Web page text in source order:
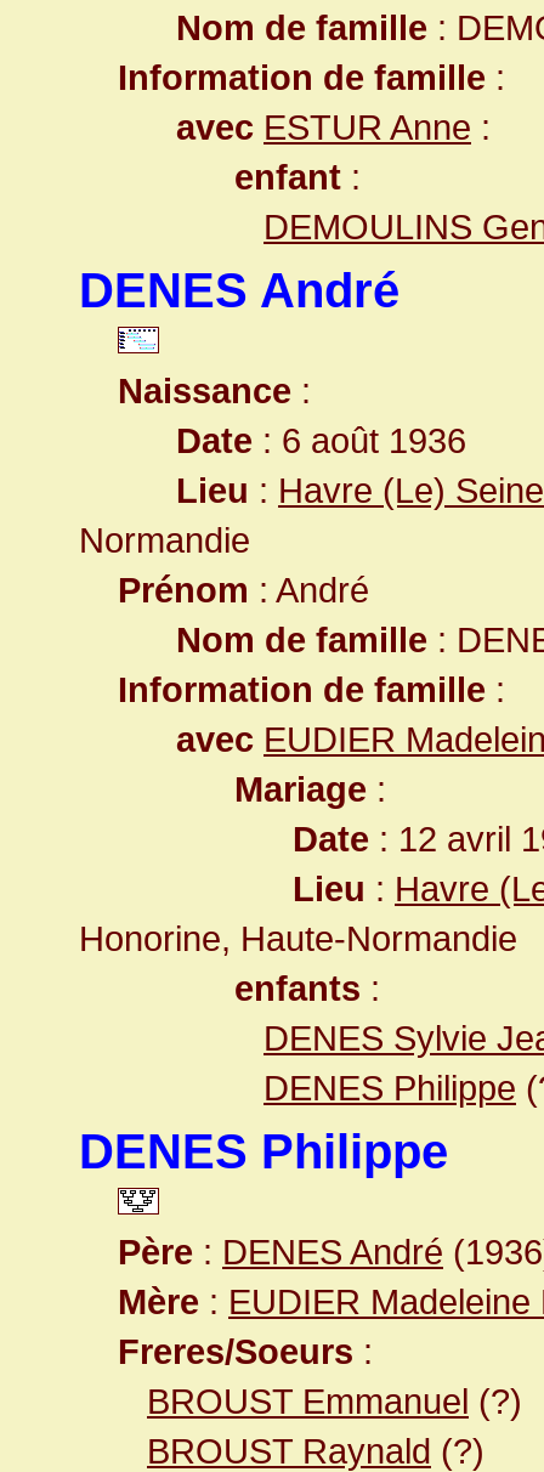
Nom de famille :
Information de famille :
avec ESTUR Anne :
enfant :
DEMOULINS
DENES André
Naissance :
Date : 6 août 1936
Lieu : Havre (Le)
Normandie
Prénom : André
Nom de famille :
Information de famille :
avec EUDIER
Mariage :
Date : 12 avril
Lieu : Havre
Honorine, Haute-Normandie
enfants :
DENES Sylvie
DENES Philippe
DENES Philippe
Père : DENES André
Mère : EUDIER Madeleine
Freres/Soeurs :
BROUST Emmanuel (?)
BROUST Raynald (?)